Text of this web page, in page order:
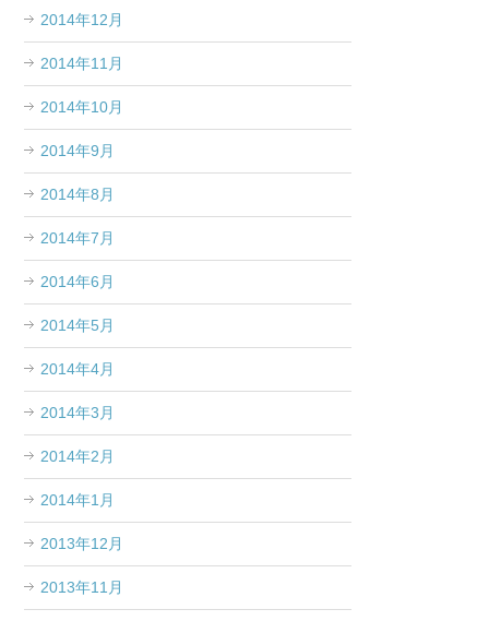
2014年12月
2014年11月
2014年10月
2014年9月
2014年8月
2014年7月
2014年6月
2014年5月
2014年4月
2014年3月
2014年2月
2014年1月
2013年12月
2013年11月